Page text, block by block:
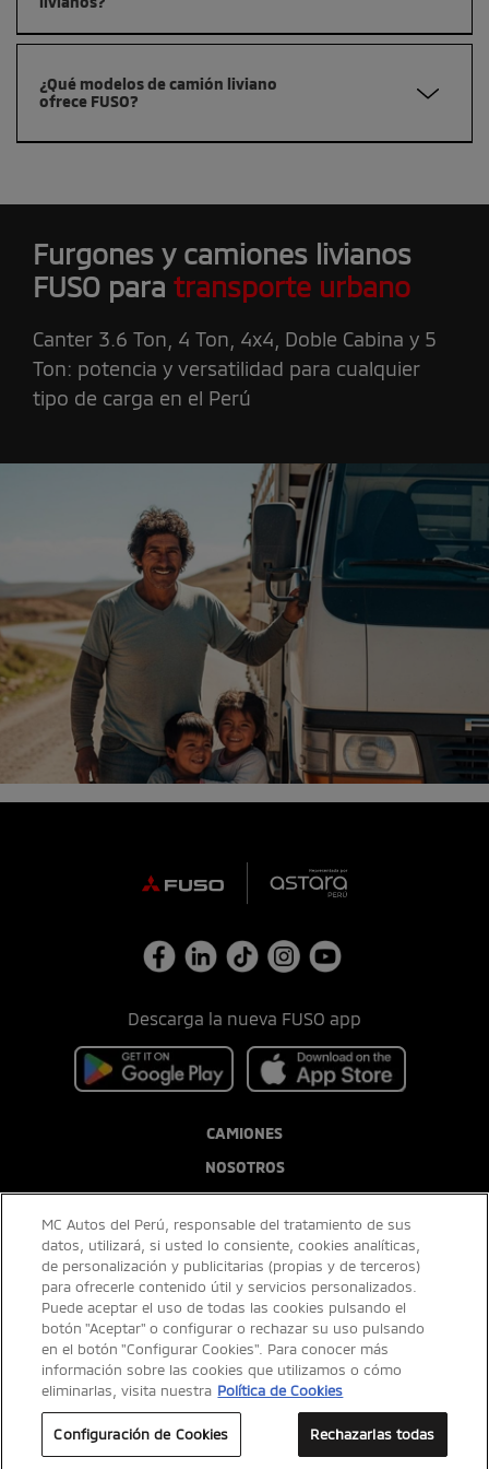
son esenciales para alargar la vida útil y mantener el
rendimiento del vehículo.
Incluye mantenimiento preventivo, repuestos de piezas
originales, asistencia técnica especializada, garantía y
soporte a nivel nacional a través de su red de
¿Qué modelos de camión liviano
ofrece FUSO?
Canter 4x4, Canter doble cabina y Canter 5 Ton,
milla y aplicaciones personalizadas como furgones y
plataformas.
Furgones y camiones livianos
FUSO para transporte urbano
Canter 3.6 Ton, 4 Ton, 4x4, Doble Cabina y 5
Ton: potencia y versatilidad para cualquier
tipo de carga en el Perú
Descarga la nueva FUSO app
CAMIONES
NOSOTROS
POSTVENTA
BLOG
Imágenes referenciales. El equipamiento puede variar sin previo aviso, consultar
MC Autos del Perú, responsable del tratamiento de sus
datos, utilizará, si usted lo consiente, cookies analíticas,
de personalización y publicitarias (propias y de terceros)
para ofrecerle contenido útil y servicios personalizados.
Puede aceptar el uso de todas las cookies pulsando el
botón "Aceptar" o configurar o rechazar su uso pulsando
en el botón "Configurar Cookies". Para conocer más
información sobre las cookies que utilizamos o cómo
eliminarlas, visita nuestra Política de Cookies
Configuración de Cookies Rechazarlas todas